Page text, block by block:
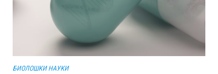
БИОЛОШКИ НАУКИ